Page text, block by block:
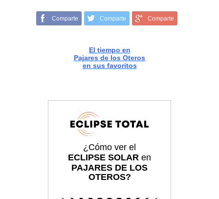
Comparte Comparte Comparte
El tiempo en
Pajares de los Oteros
en sus favoritos
¿Cómo ver el
ECLIPSE SOLAR en
PAJARES DE LOS
OTEROS?